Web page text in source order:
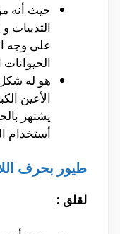
حيث أنه
الثدييات
على وجه
هو له
الأعين
يشتهر
أستخدام
طيور بحرف
لقلق :